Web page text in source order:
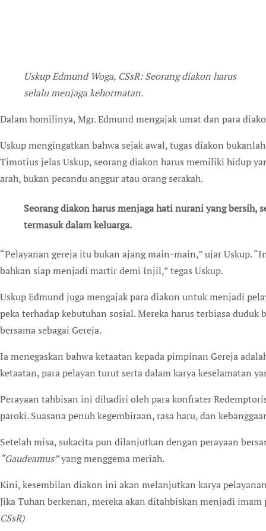
Uskup Edmund Woga, CSsR: Seorang diakon harus
selalu menjaga kehormatan.
Dalam homilinya, Mgr. Edmund mengajak umat dan para
Uskup mengingatkan bahwa sejak awal, tugas diakon
Timotius jelas Uskup, seorang diakon harus memiliki hidup
arah, bukan pecandu anggur atau orang serakah.
Seorang diakon harus menjaga hati nurani yang bersih,
termasuk dalam keluarga.
“Pelayanan gereja itu bukan ajang main-main,” ujar Uskup.
bahkan siap menjadi martir demi Injil,” tegas Uskup.
Uskup Edmund juga mengajak para diakon untuk menjadi
peka terhadap kebutuhan sosial. Mereka harus terbiasa
bersama sebagai Gereja.
Ia menegaskan bahwa ketaatan kepada pimpinan Gereja
ketaatan, para pelayan turut serta dalam karya keselamatan
Perayaan tahbisan ini dihadiri oleh para konfrater
paroki. Suasana penuh kegembiraan, rasa haru, dan
Setelah misa, sukacita pun dilanjutkan dengan perayaan
“Gaudeamus”yang menggema meriah.
Kini, kesembilan diakon ini akan melanjutkan karya
Jika Tuhan berkenan, mereka akan ditahbiskan menjadi
CSsR)